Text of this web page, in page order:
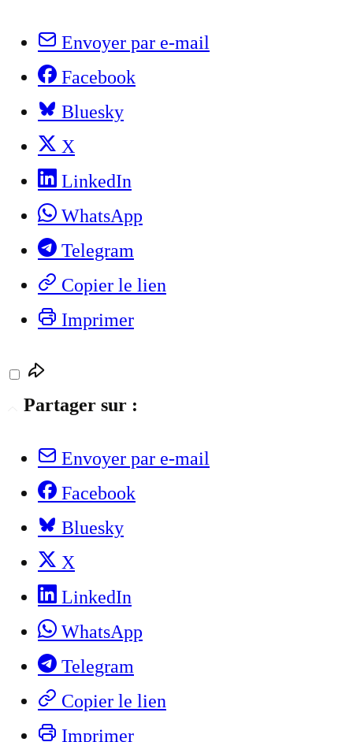
Envoyer par e-mail
Facebook
Bluesky
X
LinkedIn
WhatsApp
Telegram
Copier le lien
Imprimer
Partager sur :
Envoyer par e-mail
Facebook
Bluesky
X
LinkedIn
WhatsApp
Telegram
Copier le lien
Imprimer